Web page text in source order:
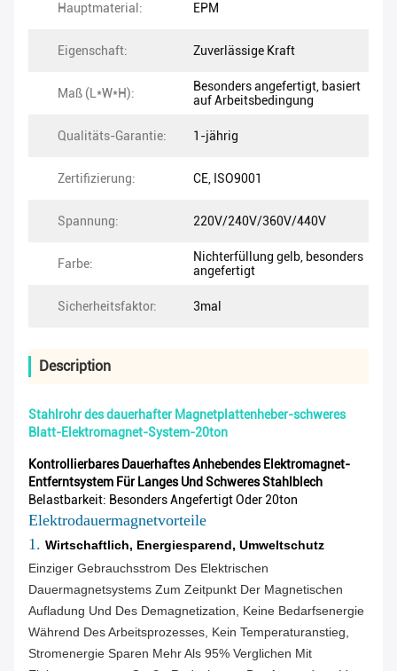
Hauptmaterial: EPM
Eigenschaft: Zuverlässige Kraft
Maß (L*W*H):
Besonders angefertigt, basiert
auf Arbeitsbedingung
Qualitäts-Garantie: 1-jährig
Zertifizierung: CE, ISO9001
Spannung: 220V/240V/360V/440V
Farbe:
Nichterfüllung gelb, besonders
angefertigt
Sicherheitsfaktor: 3mal
Description
Stahlrohr des dauerhafter Magnetplattenheber-schweres
Blatt-Elektromagnet-System-20ton
Kontrollierbares Dauerhaftes Anhebendes Elektromagnet-
Entferntsystem Für Langes Und Schweres Stahlblech
Belastbarkeit: Besonders Angefertigt Oder 20ton
Elektrodauermagnetvorteile
1. Wirtschaftlich, Energiesparend, Umweltschutz
Einziger Gebrauchsstrom Des Elektrischen
Dauermagnetsystems Zum Zeitpunkt Der Magnetischen
Aufladung Und Des Demagnetization, Keine Bedarfsenergie
Während Des Arbeitsprozesses, Kein Temperaturanstieg,
Stromenergie Sparen Mehr Als 95% Verglichen Mit